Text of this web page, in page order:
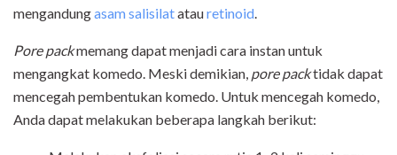
mengandungasam salisilatatauretinoid.
Pore packmemang dapat menjadi cara instan untuk
mengangkat komedo. Meski demikian, pore packtidak dapat
mencegah pembentukan komedo. Untuk mencegah komedo,
Anda dapat melakukan beberapa langkah berikut: